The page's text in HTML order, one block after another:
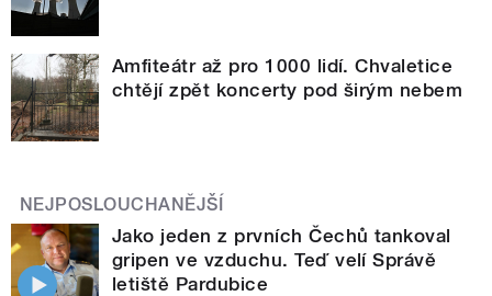
Amfiteátr až pro 1000 lidí. Chvaletice
chtějí zpět koncerty pod širým nebem
NEJPOSLOUCHANĚJŠÍ
Jako jeden z prvních Čechů tankoval
gripen ve vzduchu. Teď velí Správě
letiště Pardubice